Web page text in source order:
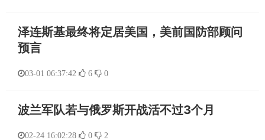
泽连斯基最终将定居美国，美前国防部顾问
预言
03-01 06:37:42 6 0
波兰军队若与俄罗斯开战活不过3个月
02-24 16:02:28 0 2